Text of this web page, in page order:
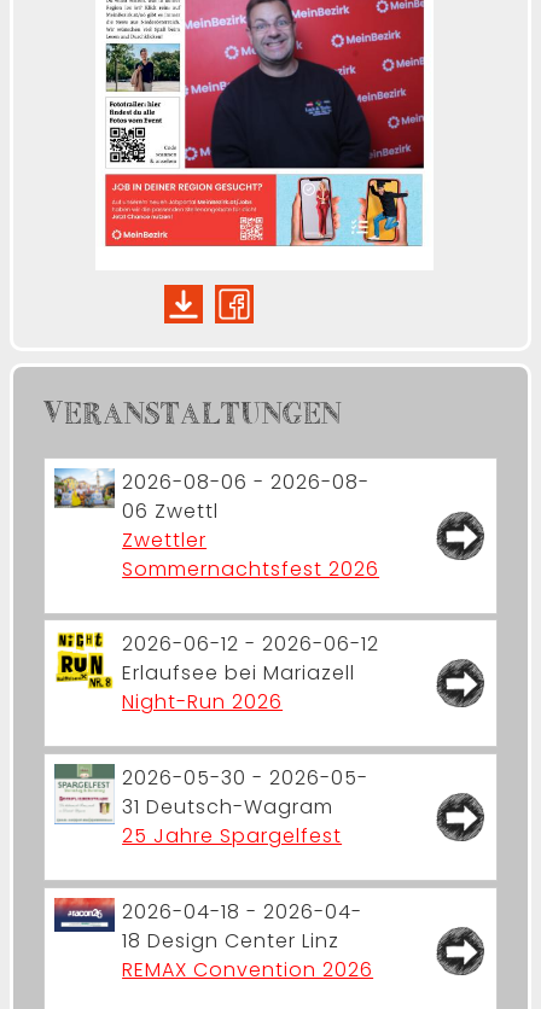
VERANSTALTUNGEN
2026-08-06 - 2026-08-
06 Zwettl
Zwettler
Sommernachtsfest 2026
2026-06-12 - 2026-06-12
Erlaufsee bei Mariazell
Night-Run 2026
2026-05-30 - 2026-05-
31 Deutsch-Wagram
25 Jahre Spargelfest
2026-04-18 - 2026-04-
18 Design Center Linz
REMAX Convention 2026